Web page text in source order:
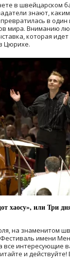
в швейцарском
знают,
в
мира. Вниманию
которая
Цюрихе.
хаосу», или Три
на знаменитом
Фестиваль имени
все интересующие
и